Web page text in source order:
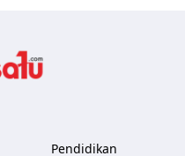
Pendidikan